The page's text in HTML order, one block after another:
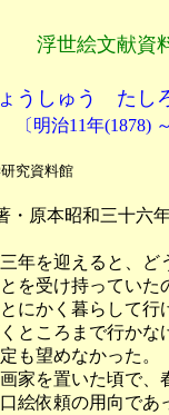
浮世絵文献資
うしゅう たし
〔明治11年(1878)
究資料館
原本昭和三十六
を迎えると、ど
け持っていた
く暮らして行
ろまで行かな
望めなかった。
置いた頃で、
頼の用向であ